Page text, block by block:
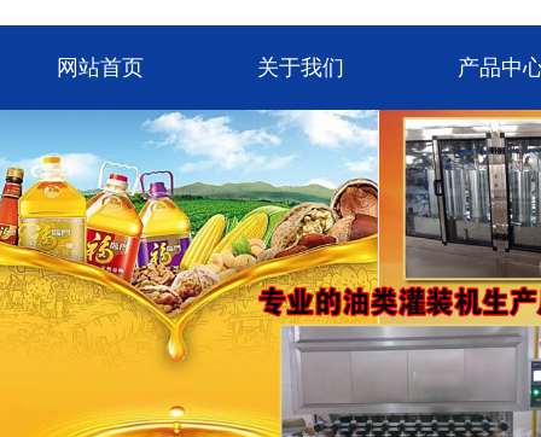
网站首页 关于我们 产品中